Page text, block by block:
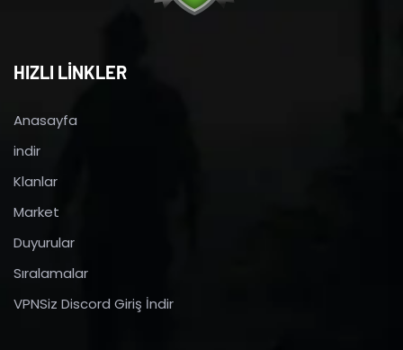
HIZLI LİNKLER
Anasayfa
indir
Klanlar
Market
Duyurular
Sıralamalar
VPNSiz Discord Giriş İndir